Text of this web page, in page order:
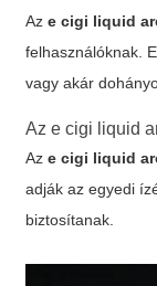
Aze cigi liquid
felhasználóknak.
vagy akár
Aze cigi liquid
Aze cigi liquid
adják az egyedi
biztosítanak.